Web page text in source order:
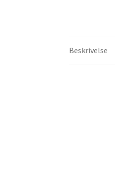
Beskrivelse